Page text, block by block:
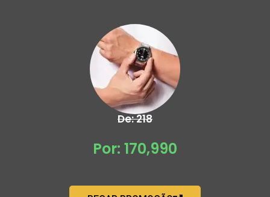
De: 218
Por: 170,990